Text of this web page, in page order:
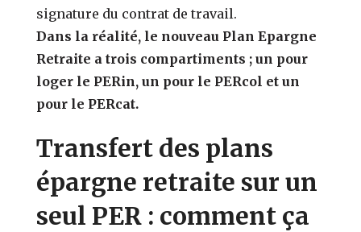
signature du contrat de travail.
Dans la réalité, le nouveau Plan Epargne
Retraite a trois compartiments ; un pour
loger le PERin, un pour le PERcol et un
pour le PERcat.
Transfert des plans
épargne retraite sur un
seul PER : comment ça